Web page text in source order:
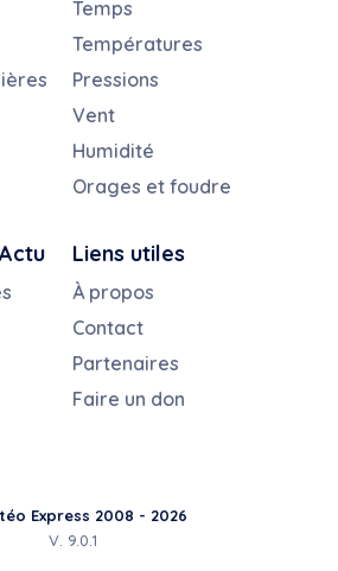
Temps
Températures
Pressions
Vent
Humidité
Orages et foudre
Liens utiles
À propos
Contact
Partenaires
Faire un don
Express 2008 - 2026
V. 9.0.1